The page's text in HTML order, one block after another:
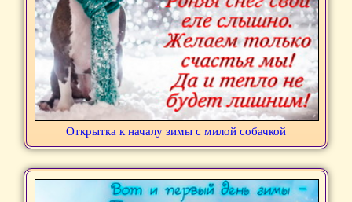
Открытка к началу зимы с милой собачкой